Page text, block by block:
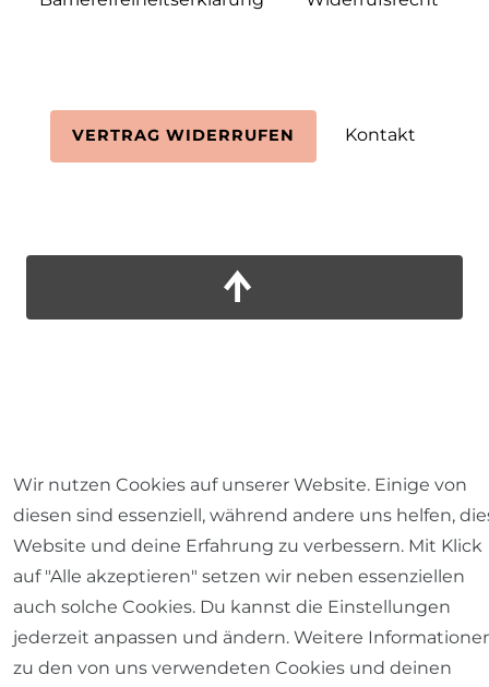
VERTRAG WIDERRUFEN Kontakt
Wir nutzen Cookies auf unserer Website. Einige von
diesen sind essenziell, während andere uns helfen,
Website und deine Erfahrung zu verbessern. Mit Klick
auf "Alle akzeptieren" setzen wir neben essenziellen
auch solche Cookies. Du kannst die Einstellungen
jederzeit anpassen und ändern. Weitere
zu den von uns verwendeten Cookies und deinen